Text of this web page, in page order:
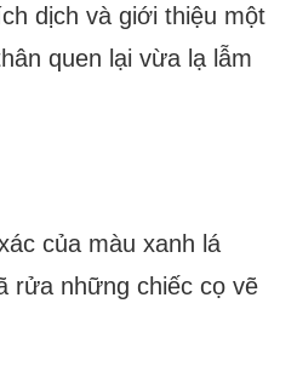
dịch và giới thiệu một
quen lại vừa lạ lẫm
của màu xanh lá
rửa những chiếc cọ vẽ